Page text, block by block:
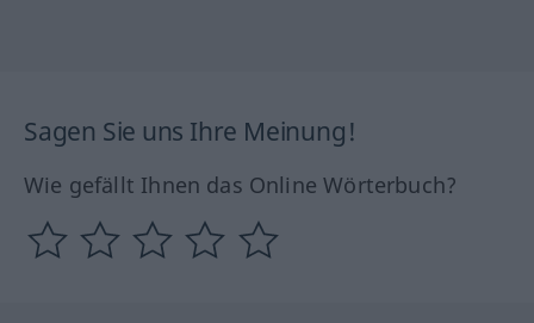
Sagen Sie uns Ihre Meinung!
Wie gefällt Ihnen das Online Wörterbuch?